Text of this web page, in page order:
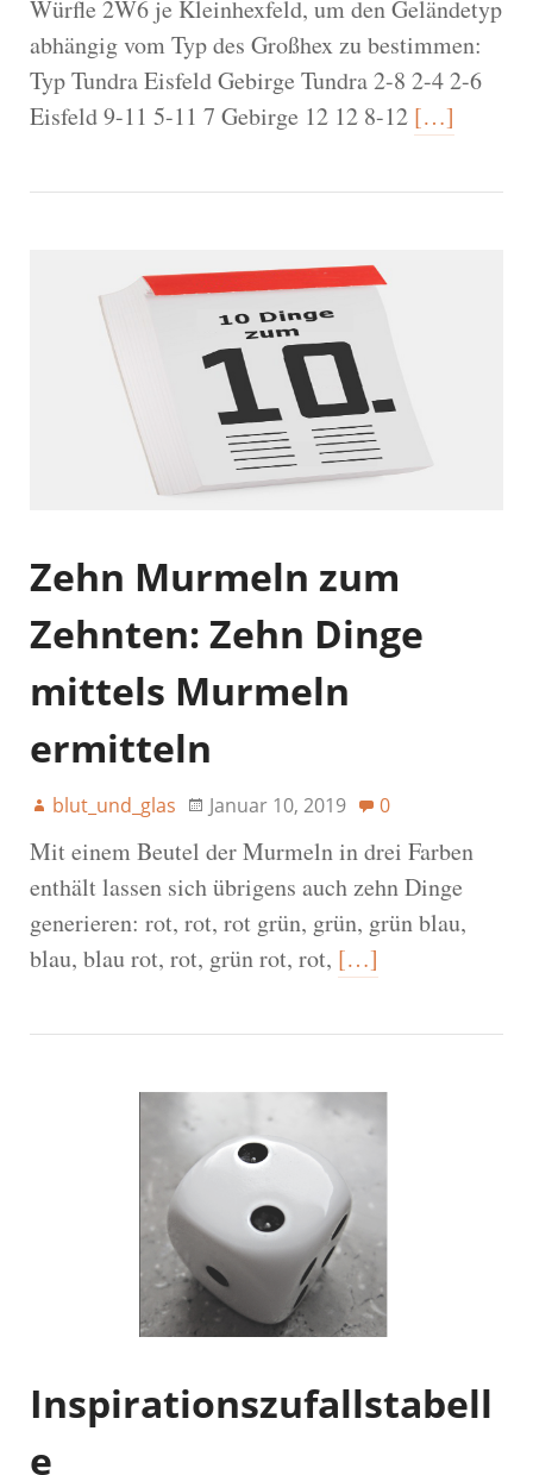
Würfle 2W6 je Kleinhexfeld, um den Geländetyp
abhängig vom Typ des Großhex zu bestimmen:
Typ Tundra Eisfeld Gebirge Tundra 2-8 2-4 2-6
Eisfeld 9-11 5-11 7 Gebirge 12 12 8-12 […]
Zehn Murmeln zum
Zehnten: Zehn Dinge
mittels Murmeln
ermitteln
blut_und_glas Januar 10, 2019 0
Mit einem Beutel der Murmeln in drei Farben
enthält lassen sich übrigens auch zehn Dinge
generieren: rot, rot, rot grün, grün, grün blau,
blau, blau rot, rot, grün rot, rot, […]
Inspirationszufallstabell
e